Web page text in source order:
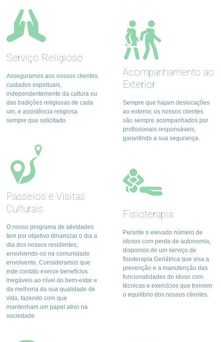
Serviço Religioso
Asseguramos aos nossos clientes
cuidados espirituais,
independentemente da cultura ou
das tradições religiosas de cada
um, e assistência religiosa
sempre que solicitado.
Acompanhamento ao
Exterior
Sempre que hajam deslocações
ao exterior, os nossos clientes
são sempre acompanhados por
profissionais responsáveis,
garantindo a sua segurança.
Passeios e Visitas
Culturais
O nosso programa de atividades
tem por objetivo dinamizar o dia a
dia dos nossos residentes,
envolvendo-os na comunidade
envolvente. Consideramos que
este contato exerce benefícios
inegáveis ao nível do bem-estar e
da melhoria da sua qualidade de
vida, fazendo com que
mantenham um papel ativo na
sociedade.
Fisioterapia
Perante o elevado número de
idosos com perda de autonomia,
dispomos de um serviço de
fisioterapia Geriátrica que visa a
prevenção e a manutenção das
funcionalidades do idoso com
técnicas e exercícios que treinem
o equilíbrio dos nossos clientes.